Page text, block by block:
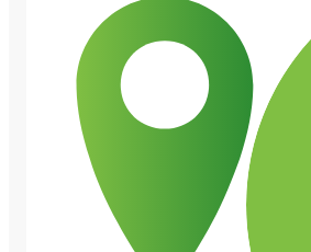
toujours de respecter les lieux où je vis
ainsi que les personnes qui m'accueillent.
En échange de l'hébergement, je suis prêt
à offrir mon aide pour diverses tâches du
quotidien : assistance informatique, aide
administrative simple, courses, ménage,
entretien de la maison, jardinage léger, ou
encore compagnie pour ceux qui en ont
besoin. Je suis motivé, sérieux et désireux
de rendre service selon vos besoins. Je
recherche avant tout un cadre bienveillant
et respectueux, fondé sur la confiance et